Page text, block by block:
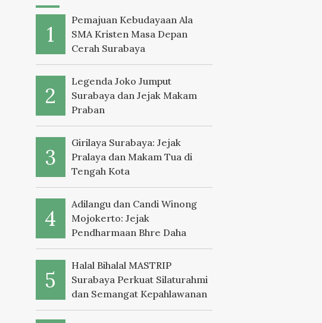
Pemajuan Kebudayaan Ala
SMA Kristen Masa Depan
Cerah Surabaya
Legenda Joko Jumput
Surabaya dan Jejak Makam
Praban
Girilaya Surabaya: Jejak
Pralaya dan Makam Tua di
Tengah Kota
Adilangu dan Candi Winong
Mojokerto: Jejak
Pendharmaan Bhre Daha
Halal Bihalal MASTRIP
Surabaya Perkuat Silaturahmi
dan Semangat Kepahlawanan